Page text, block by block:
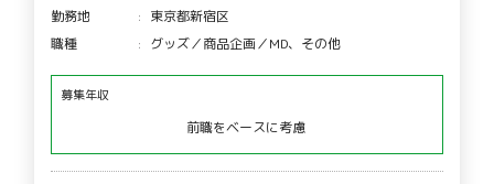
勤務地
東京都新宿区
職種
グッズ／商品企画／MD、その他
募集年収
前職をベースに考慮